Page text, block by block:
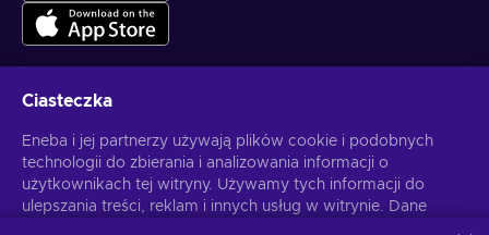
Subskrybuj
Możesz anulować subskrypcję w dowolnej chwili. Sprawdź Politykę
Ciasteczka
Eneba i jej partnerzy używają plików cookie i podobnych
technologii do zbierania i analizowania informacji o
użytkownikach tej witryny. Używamy tych informacji do
ulepszania treści, reklam i innych usług w witrynie. Dane